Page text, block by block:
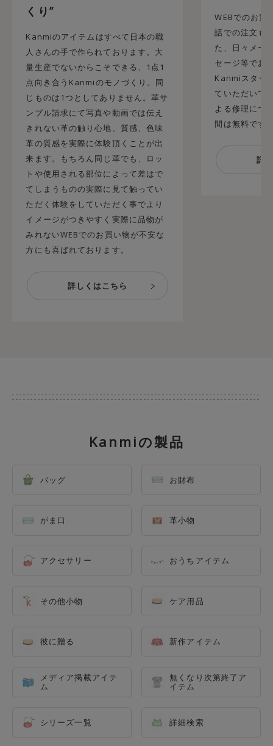
くり”
Kanmiのアイテムはすべて日本の職
人さんの手で作られております。大
量生産でないからこそできる、1点1
点向き合うKanmiのモノづくり。同
じものは1つとしてありません。革サ
ンプル請求にて写真や動画では伝え
きれない革の触り心地、質感、色味
革の質感を実際に体験頂くことが出
来ます。もちろん同じ革でも、ロッ
トや使用される部位によって差はで
てしまうものの実際に見て触ってい
ただく体験をしていただく事でより
イメージがつきやすく実際に品物が
みれないWEBでのお買い物が不安な
方にも喜ばれております。
WEBでのお買
話での注文も
た、日々メー
セージ等でお
Kanmiスタッ
ていただいて
よる修理につ
間は無料です
Kanmiの製品
バッグ お財布
がま口 革小物
アクセサリー おうちアイテム
その他小物 ケア用品
彼に贈る 新作アイテム
メディア掲載アイテ
ム
無くなり次第終了ア
イテム
シリーズ一覧 詳細検索